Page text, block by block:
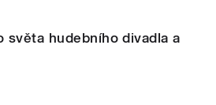
světa hudebního divadla a